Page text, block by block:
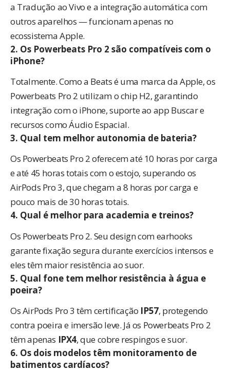
a Tradução ao Vivo e a integração automática com
outros aparelhos — funcionam apenas no
ecossistema Apple.
2. Os Powerbeats Pro 2 são compatíveis com o
iPhone?
Totalmente. Como a Beats é uma marca da Apple, os
Powerbeats Pro 2 utilizam o chip H2, garantindo
integração com o iPhone, suporte ao app Buscar e
recursos como Áudio Espacial.
3. Qual tem melhor autonomia de bateria?
Os Powerbeats Pro 2 oferecem até 10 horas por carga
e até 45 horas totais com o estojo, superando os
AirPods Pro 3, que chegam a 8 horas por carga e
pouco mais de 30 horas totais.
4. Qual é melhor para academia e treinos?
Os Powerbeats Pro 2. Seu design com earhooks
garante fixação segura durante exercícios intensos e
eles têm maior resistência ao suor.
5. Qual fone tem melhor resistência à água e
poeira?
Os AirPods Pro 3 têm certificação IP57, protegendo
contra poeira e imersão leve. Já os Powerbeats Pro 2
têm apenas IPX4, que cobre respingos e suor.
6. Os dois modelos têm monitoramento de
batimentos cardíacos?